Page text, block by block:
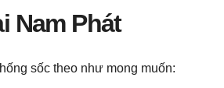
Nam Phát
sốc theo như mong muốn: